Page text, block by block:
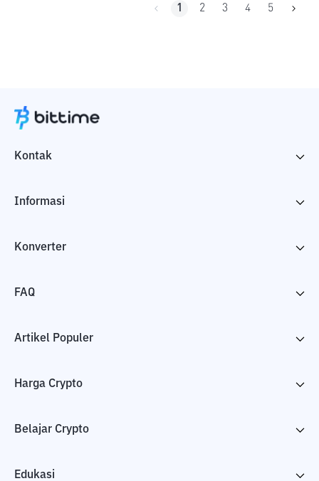
1 2 3 4 5
Kontak
Informasi
Konverter
FAQ
Artikel Populer
Harga Crypto
Belajar Crypto
Edukasi